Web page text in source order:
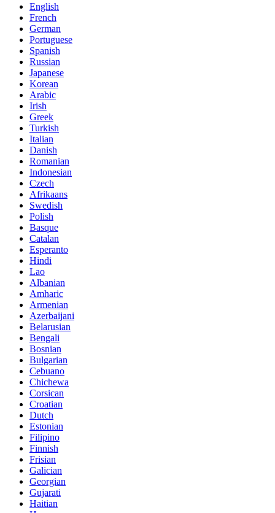
English
French
German
Portuguese
Spanish
Russian
Japanese
Korean
Arabic
Irish
Greek
Turkish
Italian
Danish
Romanian
Indonesian
Czech
Afrikaans
Swedish
Polish
Basque
Catalan
Esperanto
Hindi
Lao
Albanian
Amharic
Armenian
Azerbaijani
Belarusian
Bengali
Bosnian
Bulgarian
Cebuano
Chichewa
Corsican
Croatian
Dutch
Estonian
Filipino
Finnish
Frisian
Galician
Georgian
Gujarati
Haitian